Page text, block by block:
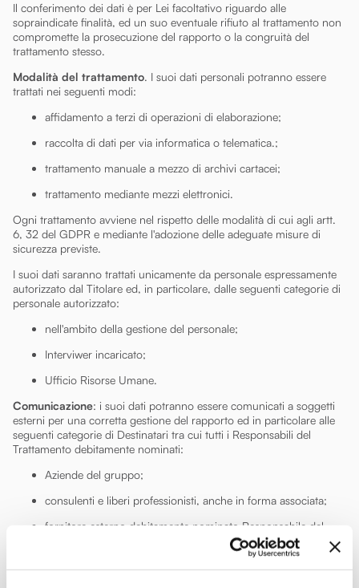
Il conferimento dei dati è per Lei facoltativo riguardo alle
sopraindicate finalità, ed un suo eventuale rifiuto al trattamento non
compromette la prosecuzione del rapporto o la congruità del
trattamento stesso.
Modalità del trattamento. I suoi dati personali potranno essere
trattati nei seguenti modi:
affidamento a terzi di operazioni di elaborazione;
raccolta di dati per via informatica o telematica.;
trattamento manuale a mezzo di archivi cartacei;
trattamento mediante mezzi elettronici.
Ogni trattamento avviene nel rispetto delle modalità di cui agli artt.
6, 32 del GDPR e mediante l'adozione delle adeguate misure di
sicurezza previste.
I suoi dati saranno trattati unicamente da personale espressamente
autorizzato dal Titolare ed, in particolare, dalle seguenti categorie di
personale autorizzato:
nell'ambito della gestione del personale;
Interviwer incaricato;
Ufficio Risorse Umane.
Comunicazione: i suoi dati potranno essere comunicati a soggetti
esterni per una corretta gestione del rapporto ed in particolare alle
seguenti categorie di Destinatari tra cui tutti i Responsabili del
Trattamento debitamente nominati:
Aziende del gruppo;
consulenti e liberi professionisti, anche in forma associata;
fornitore esterno debitamente nominato Responsabile del
Trattamento per la selezione dei candidati;